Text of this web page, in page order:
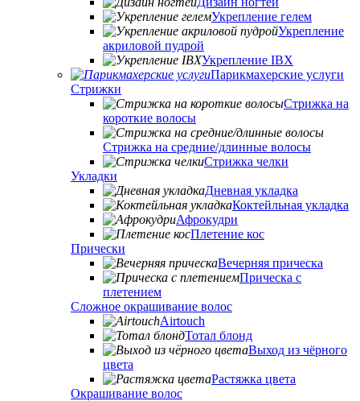
Укрепление гелем
Укрепление
акриловой пудрой
Укрепление IBX
Парикмахерские услуги
Стрижки
Стрижка на
короткие волосы
Стрижка на средние/длинные волосы
Стрижка челки
Укладки
Дневная укладка
Коктейльная укладка
Афрокудри
Плетение кос
Прически
Вечерняя прическа
Прическа с
плетением
Сложное окрашивание волос
Airtouch
Тотал блонд
Выход из чёрного
цвета
Растяжка цвета
Окрашивание волос